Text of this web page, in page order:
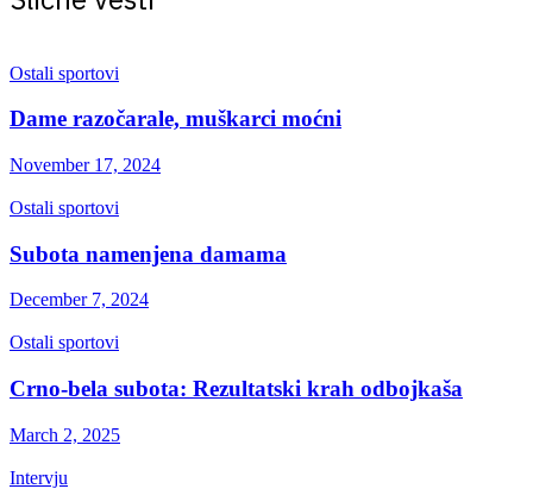
Ostali sportovi
Dame razočarale, muškarci moćni
November 17, 2024
Ostali sportovi
Subota namenjena damama
December 7, 2024
Ostali sportovi
Crno-bela subota: Rezultatski krah odbojkaša
March 2, 2025
Intervju